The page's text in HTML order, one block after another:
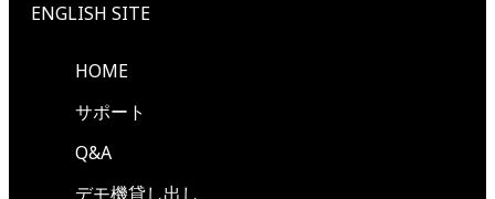
ENGLISH SITE
HOME
サポート
Q&A
デモ機貸し出し